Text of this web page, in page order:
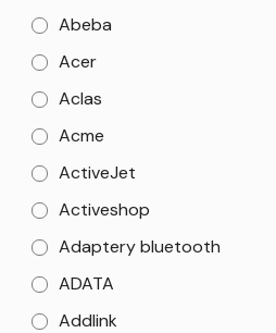
Abeba
Acer
Aclas
Acme
ActiveJet
Activeshop
Adaptery bluetooth
ADATA
Addlink